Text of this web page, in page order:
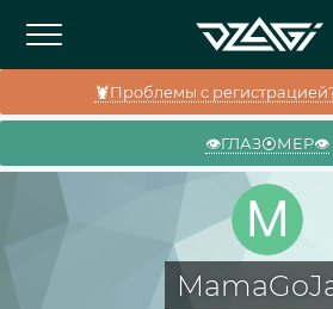
🦞Проблемы с
👁️ГЛАЗ⦿МЕР👁️